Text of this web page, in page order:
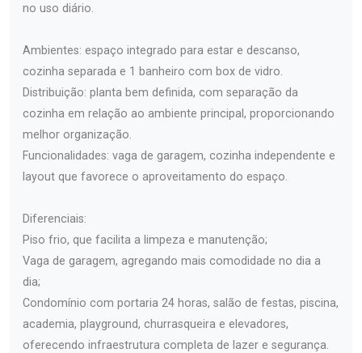
no uso diário.
Ambientes: espaço integrado para estar e descanso,
cozinha separada e 1 banheiro com box de vidro.
Distribuição: planta bem definida, com separação da
cozinha em relação ao ambiente principal, proporcionando
melhor organização.
Funcionalidades: vaga de garagem, cozinha independente e
layout que favorece o aproveitamento do espaço.
Diferenciais:
Piso frio, que facilita a limpeza e manutenção;
Vaga de garagem, agregando mais comodidade no dia a
dia;
Condomínio com portaria 24 horas, salão de festas, piscina,
academia, playground, churrasqueira e elevadores,
oferecendo infraestrutura completa de lazer e segurança.